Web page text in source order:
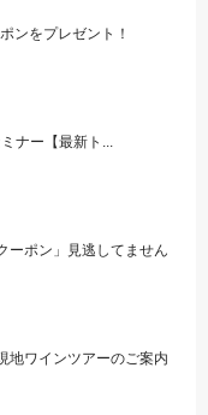
ンをプレゼント！
ナー【最新ト...
ーポン」見逃してません
地ワインツアーのご案内